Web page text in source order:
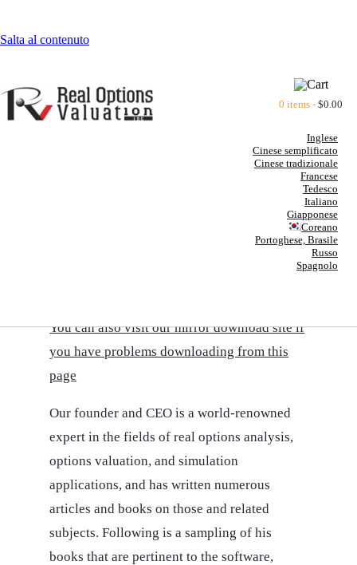
Salta al contenuto
0 items -$0.00
Inglese
Cinese semplificato
Cinese tradizionale
Francese
Tedesco
Italiano
Giapponese
Coreano
Portoghese, Brasile
Russo
Spagnolo
BOOKS BY DR. JOHNATHAN
You can also visit our mirror download site if
you have problems downloading from this
page
Our founder and CEO is a world-renowned
expert in the fields of real options analysis,
options valuation, and simulation
applications, and has written numerous
articles and books on those and related
subjects. Following is a sampling of his
books that are pertinent to the software,